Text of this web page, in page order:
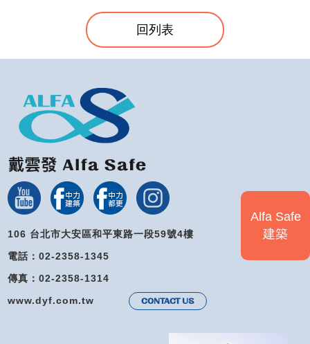
回列表
106 台北市大安區和平東路一段59號4樓
電話：02-2358-1345
傳真：02-2358-1314
www.dyf.com.tw
CONTACT US
Alfa Safe
建築